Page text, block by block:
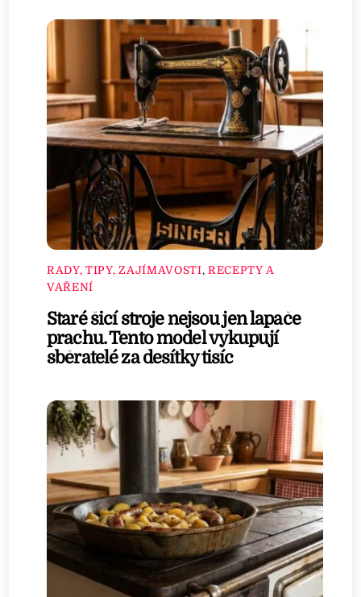
RADY, TIPY, ZAJÍMAVOSTI, RECEPTY A
VAŘENÍ
Staré šicí stroje nejsou jen lapače
prachu. Tento model vykupují
sběratelé za desítky tisíc